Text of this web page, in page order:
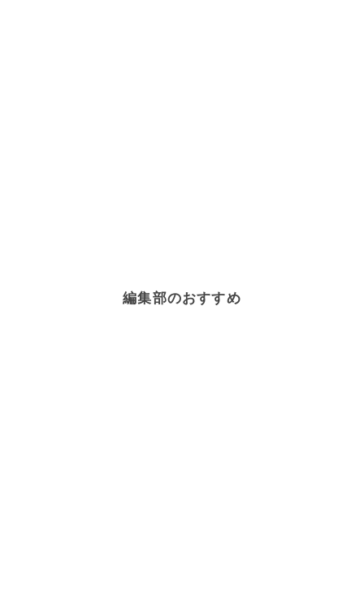
編集部のおすすめ